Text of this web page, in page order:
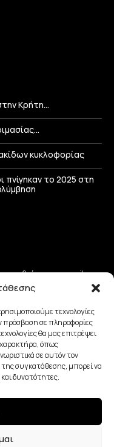
τεχνολογίες
πρόσβαση σε πληροφορίες
θα μας επιτρέψει
όπως
σε αυτόν τον
συγκατάθεσης, μπορεί να
δυνατότητες.
Κρήτη…
κυκλοφορίας
το 2025 στη
απευθείας στο email σας
Κρήτη!
ΕΓΓΡΑΦΗ
απορρήτου.